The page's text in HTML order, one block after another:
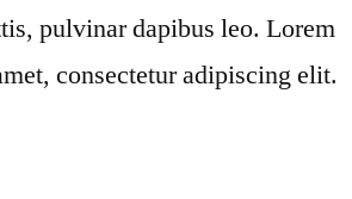
pulvinar dapibus leo. Lorem
consectetur adipiscing elit.